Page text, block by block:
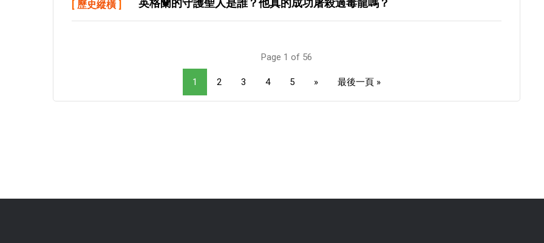
[ 歷史縱橫 ] 英格蘭的守護聖人是誰？他真的成功屠殺過毒龍嗎？
Page 1 of 56
1 2 3 4 5 » 最後一頁 »